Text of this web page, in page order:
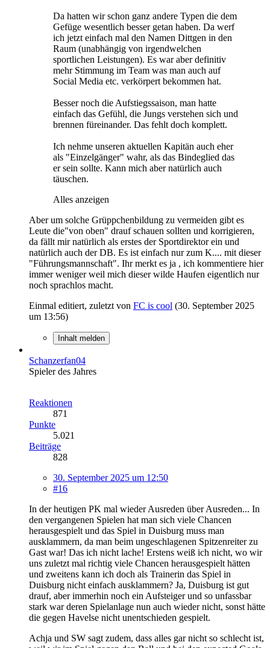
Da hatten wir schon ganz andere Typen die dem
Gefüge wesentlich besser getan haben. Da werf
ich jetzt einfach mal den Namen Dittgen in den
Raum (unabhängig von irgendwelchen
sportlichen Leistungen). Es war aber definitiv
mehr Stimmung im Team was man auch auf
Social Media etc. verkörpert bekommen hat.
Besser noch die Aufstiegssaison, man hatte
einfach das Gefühl, die Jungs verstehen sich und
brennen füreinander. Das fehlt doch komplett.
Ich nehme unseren aktuellen Kapitän auch eher
als "Einzelgänger" wahr, als das Bindeglied das
er sein sollte. Kann mich aber natürlich auch
täuschen.
Alles anzeigen
Aber um solche Grüppchenbildung zu vermeiden gibt es
Leute die"von oben" drauf schauen sollten und korrigieren,
da fällt mir natürlich als erstes der Sportdirektor ein und
natürlich auch der DB. Es ist einfach nur zum K.... mit dieser
"Führungsmannschaft". Ihr merkt es ja , ich kommentiere hier
immer weniger weil mich dieser wilde Haufen eigentlich nur
noch sprachlos macht.
Einmal editiert, zuletzt von FC is cool (30. September 2025
um 13:56)
Inhalt melden
Schanzerfan04
Spieler des Jahres
Reaktionen
871
Punkte
5.021
Beiträge
828
30. September 2025 um 12:50
#16
In der heutigen PK mal wieder Ausreden über Ausreden... In
den vergangenen Spielen hat man sich viele Chancen
herausgespielt und das Spiel in Duisburg muss man
ausklammern, da man beim ungeschlagenen Spitzenreiter zu
Gast war! Das ich nicht lache! Erstens weiß ich nicht, wo wir
uns zuletzt mal richtig viele Chancen herausgespielt hätten
und zweitens kann ich doch als Trainerin das Spiel in
Duisburg nicht einfach ausklammern? Ja, Duisburg ist gut
drauf, aber immerhin noch ein Aufsteiger und so unfassbar
stark war deren Spielanlage nun auch wieder nicht, sonst hätte
die gegen Havelse nicht unentschieden gespielt.
Achja und SW sagt zudem, dass alles gar nicht so schlecht ist,